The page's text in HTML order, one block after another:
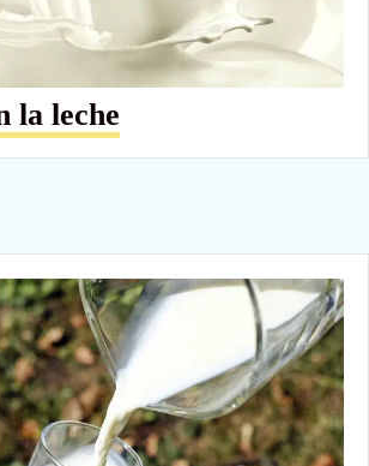
la leche